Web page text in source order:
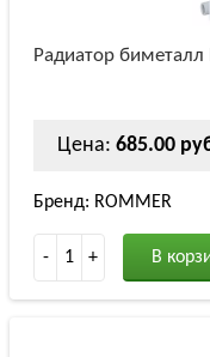
Радиатор биметалл
Цена: 685.00
Бренд: ROMMER
- 1 + В